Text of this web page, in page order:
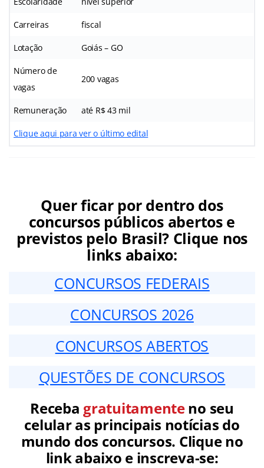
Carreiras fiscal
Lotação Goiás – GO
Número de
vagas
200 vagas
Remuneração até R$ 43 mil
Clique aqui para ver o último edital
Quer ficar por dentro dos
concursos públicos abertos e
previstos pelo Brasil? Clique nos
links abaixo:
CONCURSOS FEDERAIS
CONCURSOS 2026
CONCURSOS ABERTOS
QUESTÕES DE CONCURSOS
Receba gratuitamenteno seu
celular as principais notícias do
mundo dos concursos. Clique no
link abaixo e inscreva-se: